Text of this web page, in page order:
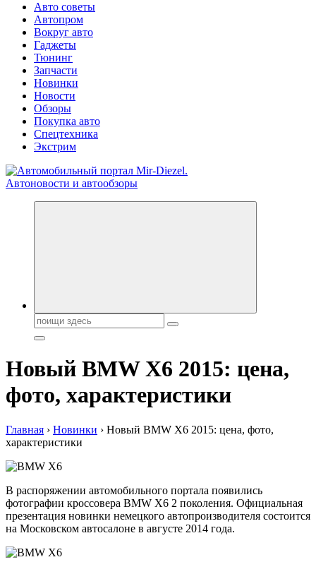
Авто советы
Автопром
Вокруг авто
Гаджеты
Тюнинг
Запчасти
Новинки
Новости
Обзоры
Покупка авто
Спецтехника
Экстрим
Справочник автомобилиста. Обзор новинок популярных
Поиск:
Новый BMW X6 2015: цена,
фото, характеристики
Главная › Новинки › Новый BMW X6 2015: цена, фото,
характеристики
В распоряжении автомобильного портала появились
фотографии кроссовера BMW X6 2 поколения. Официальная
презентация новинки немецкого автопроизводителя состоится
на Московском автосалоне в августе 2014 года.